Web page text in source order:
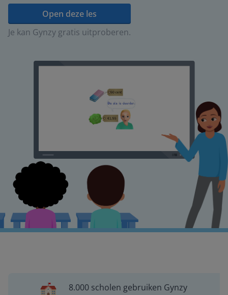
Open deze les
Je kan Gynzy gratis uitproberen.
8.000 scholen gebruiken Gynzy